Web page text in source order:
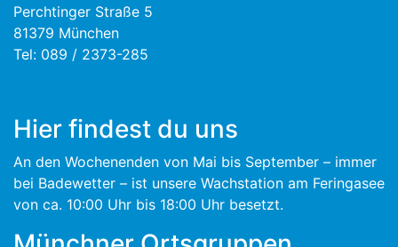
Perchtinger Straße 5
81379 München
Tel: 089 / 2373-285
Hier findest du uns
An den Wochenenden von Mai bis September – immer
bei Badewetter – ist unsere Wachstation am Feringasee
von ca. 10:00 Uhr bis 18:00 Uhr besetzt.